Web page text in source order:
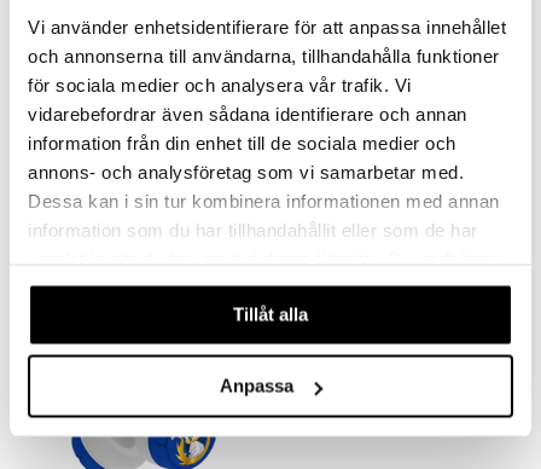
Vi använder enhetsidentifierare för att anpassa innehållet
och annonserna till användarna, tillhandahålla funktioner
för sociala medier och analysera vår trafik. Vi
vidarebefordrar även sådana identifierare och annan
information från din enhet till de sociala medier och
annons- och analysföretag som vi samarbetar med.
Dessa kan i sin tur kombinera informationen med annan
information som du har tillhandahållit eller som de har
våra cookies vid fortsatt användande av vår webbplats.
Tillåt alla
Anpassa
Hörlurar Bluey On-Ear Trådlösa
BLUEY
399
Hörlurar On-Ear Junior Pokémon Trådlös
POKÉMON
399
Mu
Pony
& Findus
Speed Champions
Spidey
Super Heroes